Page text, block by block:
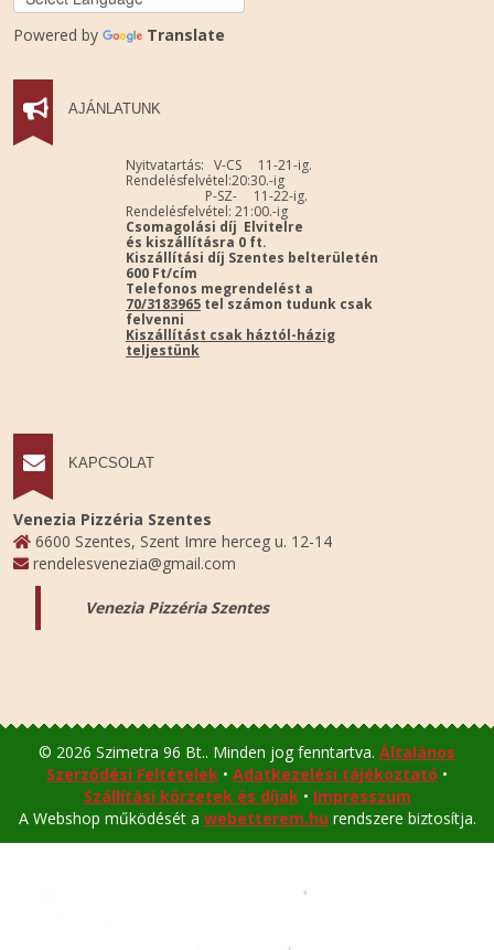
Powered by Translate
AJÁNLATUNK
Nyitvatartás: V-CS 11-21-ig.
Rendelésfelvétel:20:30.-ig
P-SZ- 11-22-ig.
Rendelésfelvétel: 21:00.-ig
Csomagolási díj Elvitelre
és kiszállításra 0 ft.
Kiszállítási díj Szentes belterületén
600 Ft/cím
Telefonos megrendelést a
70/3183965 tel számon tudunk csak
felvenni
Kiszállítást csak háztól-házig
teljestünk
KAPCSOLAT
Venezia Pizzéria Szentes
6600 Szentes, Szent Imre herceg u. 12-14
rendelesvenezia@gmail.com
Venezia Pizzéria Szentes
© 2026 Szimetra 96 Bt.. Minden jog fenntartva. Általános
Szerződési Feltételek • Adatkezelési tájékoztató •
Szállítási körzetek és díjak• Impresszum
A Webshop működését a webetterem.hu rendszere biztosítja.